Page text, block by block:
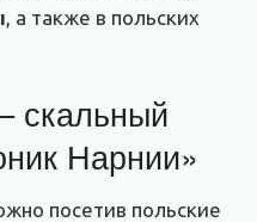
, а также в польских
скальный
Нарнии»
посетив польские